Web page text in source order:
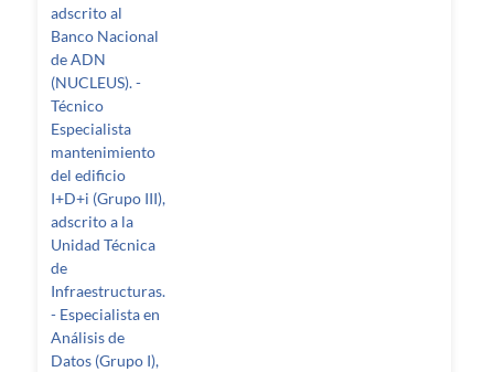
adscrito al
Banco Nacional
de ADN
(NUCLEUS). -
Técnico
Especialista
mantenimiento
del edificio
I+D+i (Grupo III),
adscrito a la
Unidad Técnica
de
Infraestructuras.
- Especialista en
Análisis de
Datos (Grupo I),